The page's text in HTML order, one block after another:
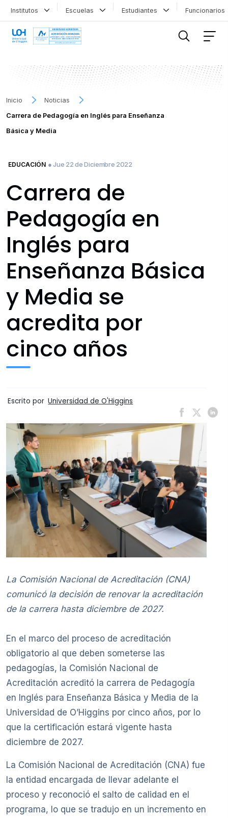
Institutos Escuelas Estudiantes
Inicio
Noticias
Carrera de Pedagogía en Inglés para Enseñanza
Básica y Media
EDUCACIÓN ● Jue 22 de Diciembre 2022
Carrera de
Pedagogía en
Inglés para
Enseñanza Básica
y Media se
acredita por
cinco años
Escrito por Universidad de O'Higgins
La Comisión Nacional de Acreditación (CNA)
comunicó la decisión de renovar la acreditación
de la carrera hasta diciembre de 2027.
En el marco del proceso de acreditación
obligatorio al que deben someterse las
pedagogías, la Comisión Nacional de
Acreditación acreditó la carrera de Pedagogía
en Inglés para Enseñanza Básica y Media de la
Universidad de O’Higgins por cinco años, por lo
que la certificación estará vigente hasta
diciembre de 2027.
La Comisión Nacional de Acreditación (CNA) fue
la entidad encargada de llevar adelante el
proceso y reconoció el salto de calidad en el
programa, lo que se tradujo en un incremento en